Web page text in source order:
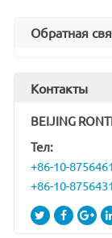
Обратная
Контакты
BEIJING
Тел:
+86-10-
+86-10-